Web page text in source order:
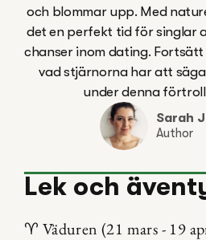
och blommar upp. Med
det en perfekt tid för singlar
chanser inom dating.
vad stjärnorna har att
under denna
Sarah
Author
Lek och
♈️ Väduren (21 mars - 19